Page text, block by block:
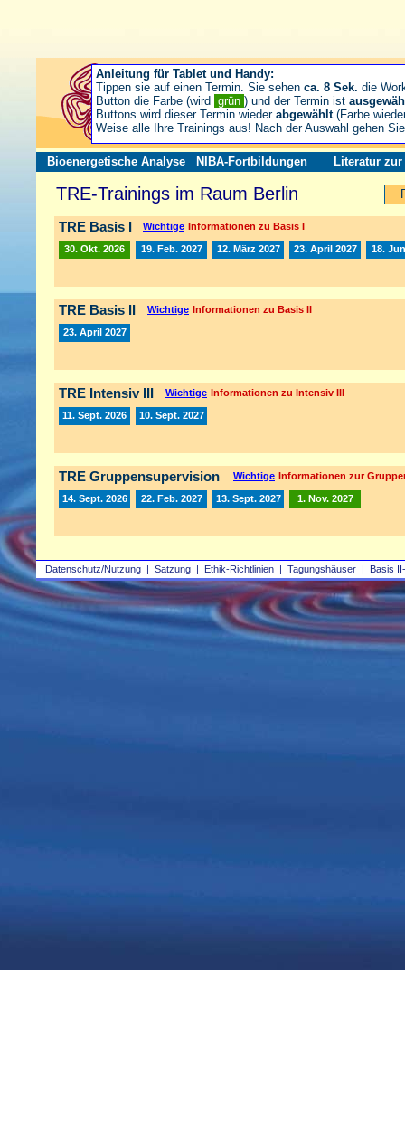
Datenschutz/Nutzung | Satzung | Ethik-Richtlinien | Tagungshäuser | Basis
Bioenergetische Analyse NIBA-Fortbildungen Literatur zur
TRE-Trainings im Raum Berlin
TRE Basis I Wichtige Informationen zu Basis I
30. Okt. 2026 19. Feb. 2027 12. März 2027 23. April 2027 18.
TRE Basis II Wichtige Informationen zu Basis II
23. April 2027
TRE Intensiv III Wichtige Informationen zu Intensiv III
11. Sept. 2026 10. Sept. 2027
TRE Gruppensupervision Wichtige Informationen zur
14. Sept. 2026 22. Feb. 2027 13. Sept. 2027 1. Nov. 2027
Anleitung für Tablet und Handy:
Tippen sie auf einen Termin. Sie sehen ca. 8 Sek. die
Button die Farbe (wird grün ) und der Termin ist
Buttons wird dieser Termin wieder abgewählt(Farbe
Weise alle Ihre Trainings aus! Nach der Auswahl gehen